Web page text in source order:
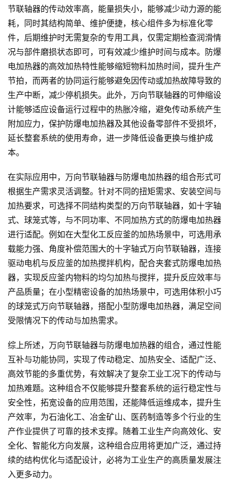
节联轴器的传动效率高，能量损失小，能够减少动力源的能
耗，同时其结构简单、维护便捷，核心组件多为标准化零
件，后期维护时无需复杂的专用工具，仅需定期检查润滑情
况与部件磨损状态即可，可有效减少维护时间与成本。防爆
电加热器的高效加热特性能够缩短物料加热时间，提升生产
节拍，而两者的协同运行能够避免因传动或加热故障导致的
生产中断，减少停机损失。此外，万向节联轴器的可伸缩设
计能够适应设备运行过程中的热胀冷缩，避免传动系统产生
附加应力，保护防爆电加热器及其他设备零部件不受损坏，
延长整套系统的使用寿命，进一步降低设备更换与维护成
本。
在实际应用中，万向节联轴器与防爆电加热器的组合形式可
根据生产需求灵活调整。针对不同的扭矩需求、安装空间与
加热要求，可选择不同结构类型的万向节联轴器，如十字轴
式、球笼式等，与不同功率、不同加热方式的防爆电加热器
进行适配。例如在大型化工反应釜的加热场景中，可选用承
载能力强、角度补偿范围大的十字轴式万向节联轴器，连接
驱动电机与反应釜的加热搅拌机构，配合夹套式防爆电加热
器，实现反应釜内物料的均匀加热与搅拌，提升反应效率与
产品质量；在小型精密设备的加热场景中，可选用体积小巧
的球笼式万向节联轴器，搭配小型防爆电加热器，满足空间
受限情况下的传动与加热需求。
综上所述，万向节联轴器与防爆电加热器的组合，通过性能
互补与功能协同，实现了传动稳定、加热安全、适配广泛、
高效节能的多重优势，有效解决了复杂工业工况下的传动与
加热难题。这种组合不仅能够提升整套系统的运行稳定性与
安全性，拓宽设备的应用范围，还能降低运维成本，提升生
产效率，为石油化工、冶金矿山、医药制造等多个行业的生
产作业提供了可靠的技术支撑。随着工业生产向高效化、安
全化、智能化方向发展，这种组合应用将更加广泛，通过持
续的结构优化与适配设计，必将为工业生产的高质量发展注
入更多动力。